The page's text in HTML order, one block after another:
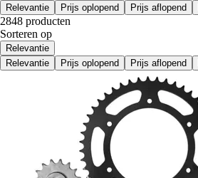
Relevantie
Prijs oplopend Prijs aflopend
2848 producten
Sorteren op
Relevantie
Relevantie
Prijs oplopend Prijs aflopend